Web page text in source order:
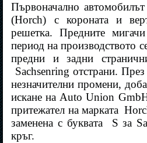
Първоначално
(Horch) с короната и
решетка. Предните
период на производството
предни и задни
Sachsenring отстрани.
незначителни промени,
искане на Auto Union
притежател на марката
заменена с буквата
S за
кръг.